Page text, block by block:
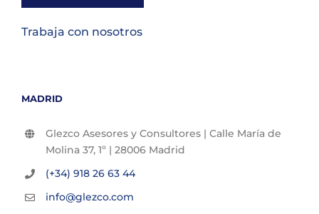
Trabaja con nosotros
MADRID
Glezco Asesores y Consultores | Calle María de
Molina 37, 1º | 28006 Madrid
(+34) 918 26 63 44
info@glezco.com